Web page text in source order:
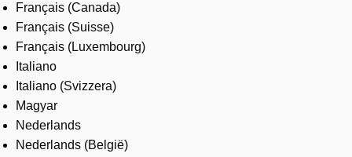
Français (Canada)
Français (Suisse)
Français (Luxembourg)
Italiano
Italiano (Svizzera)
Magyar
Nederlands
Nederlands (België)